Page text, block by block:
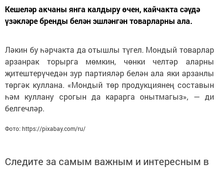
Кешеләр акчаны янга калдыру өчен, кайчакта сәүдә
үзәкләре бренды белән эшләнгән товарларны ала.
Ләкин бу һәрчакта да отышлы түгел. Мондый товарлар
арзанрак торырга мөмкин, чөнки челтәр аларны
җитештерүчедән зур партияләр белән ала яки арзанлы
төргәк куллана. «Мондый төр продукциянең составын
һәм куллану срогын да карарга онытмагыз», — ди
белгечләр.
Фото: https://pixabay.com/ru/
Следите за самым важным и интересным в